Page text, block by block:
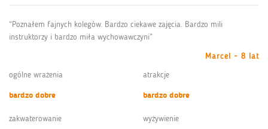
“Poznałem fajnych kolegów. Bardzo ciekawe zajęcia. Bardzo mili
instruktorzy i bardzo miła wychowawczyni”
Marcel - 8 lat
ogólne wrażenia
bardzo dobre
atrakcje
bardzo dobre
zakwaterowanie
wyżywienie